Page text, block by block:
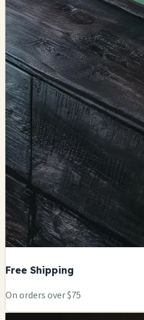
Free Shipping
On orders over $75